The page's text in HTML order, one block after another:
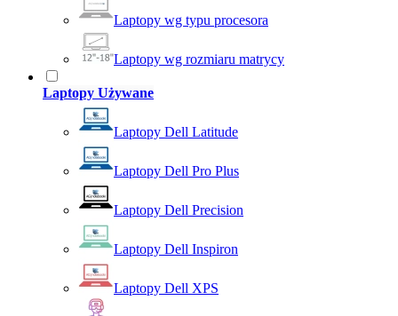
Laptopy wg typu procesora
Laptopy wg rozmiaru matrycy
Laptopy Używane
Laptopy Dell Latitude
Laptopy Dell Pro Plus
Laptopy Dell Precision
Laptopy Dell Inspiron
Laptopy Dell XPS